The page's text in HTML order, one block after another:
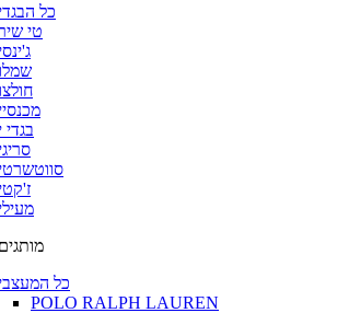
כל
טי
בגדי
כל
POLO RALPH LAUREN